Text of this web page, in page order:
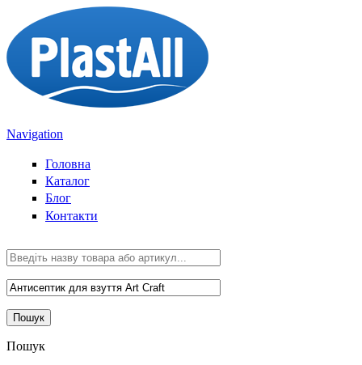
Перейти к основному содержанию
Navigation
Головна
Каталог
Блог
Контакти
Пошук